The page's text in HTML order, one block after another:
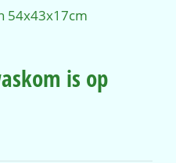
54x43x17cm
is op